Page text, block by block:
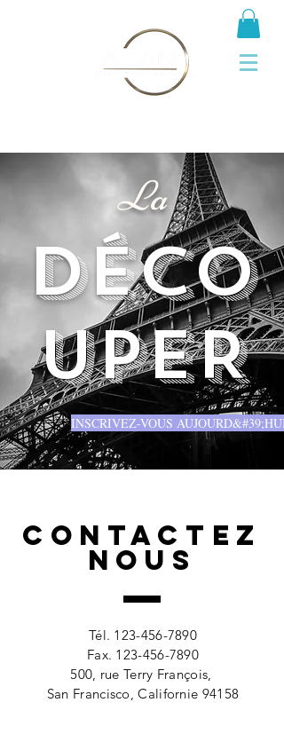
La
DÉCO
UPER
INSCRIVEZ-VOUS AUJOURD&#39;HUI
CONTACTEZ
NOUS
Tél. 123-456-7890
Fax. 123-456-7890
500, rue Terry François,
San Francisco, Californie 94158